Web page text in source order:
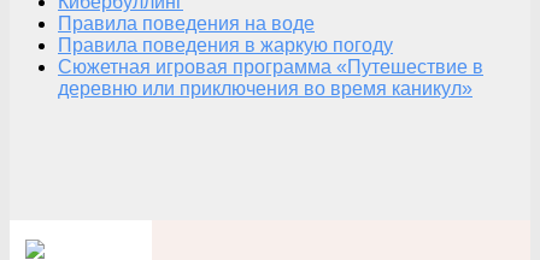
Правила поведения на воде
Правила поведения в жаркую погоду
Сюжетная игровая программа «Путешествие в
деревню или приключения во время каникул»